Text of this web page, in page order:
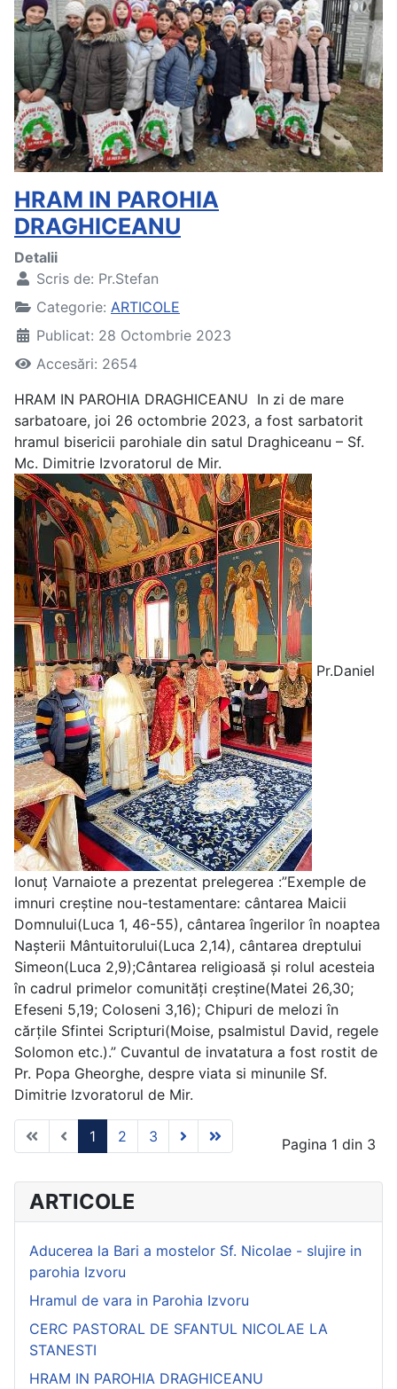
HRAM IN PAROHIA
DRAGHICEANU
Detalii
Scris de: Pr.Stefan
Categorie: ARTICOLE
Publicat: 28 Octombrie 2023
Accesări: 2654
HRAM IN PAROHIA DRAGHICEANU In zi de mare
sarbatoare, joi 26 octombrie 2023, a fost sarbatorit
hramul bisericii parohiale din satul Draghiceanu – Sf.
Mc. Dimitrie Izvoratorul de Mir.
Pr.Daniel
Ionuț Varnaiote a prezentat prelegerea :”Exemple de
imnuri creștine nou-testamentare: cântarea Maicii
Domnului(Luca 1, 46-55), cântarea îngerilor în noaptea
Nașterii Mântuitorului(Luca 2,14), cântarea dreptului
Simeon(Luca 2,9);Cântarea religioasă și rolul acesteia
în cadrul primelor comunități creștine(Matei 26,30;
Efeseni 5,19; Coloseni 3,16); Chipuri de melozi în
cărțile Sfintei Scripturi(Moise, psalmistul David, regele
Solomon etc.).” Cuvantul de invatatura a fost rostit de
Pr. Popa Gheorghe, despre viata si minunile Sf.
Dimitrie Izvoratorul de Mir.
Pagina 1 din 3
1 2 3
ARTICOLE
Aducerea la Bari a mostelor Sf. Nicolae - slujire in
parohia Izvoru
Hramul de vara in Parohia Izvoru
CERC PASTORAL DE SFANTUL NICOLAE LA
STANESTI
HRAM IN PAROHIA DRAGHICEANU